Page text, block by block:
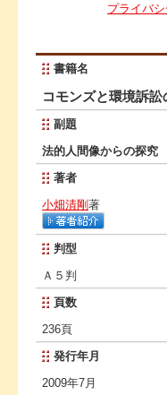
プライバ
書籍名
コモンズと環境訴訟
副題
法的人間像からの探究
著者
小畑清剛著
判型
Ａ５判
頁数
236頁
発行年月
2009年7月